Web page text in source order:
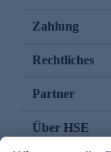
Zahlung
Rechtliches
Partner
Über HSE